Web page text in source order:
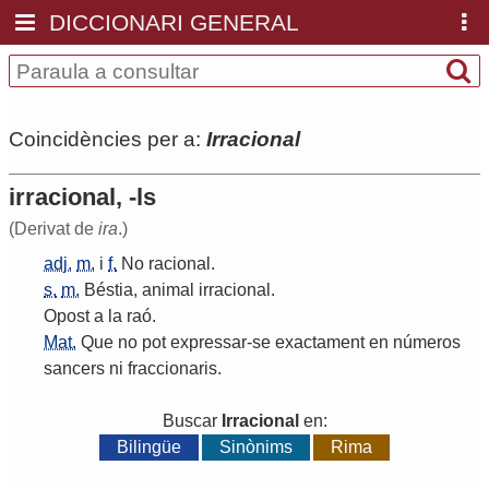
DICCIONARI GENERAL
Coincidències per a: Irracional
irracional, -ls
(Derivat de ira.)
adj. m. i f. No racional .
s. m. Béstia, animal irracional .
Opost a la raó.
Mat. Que no pot expressar-se exactament en números
sancers ni fraccionaris.
Buscar Irracional en:
Bilingüe
Sinònims Rima